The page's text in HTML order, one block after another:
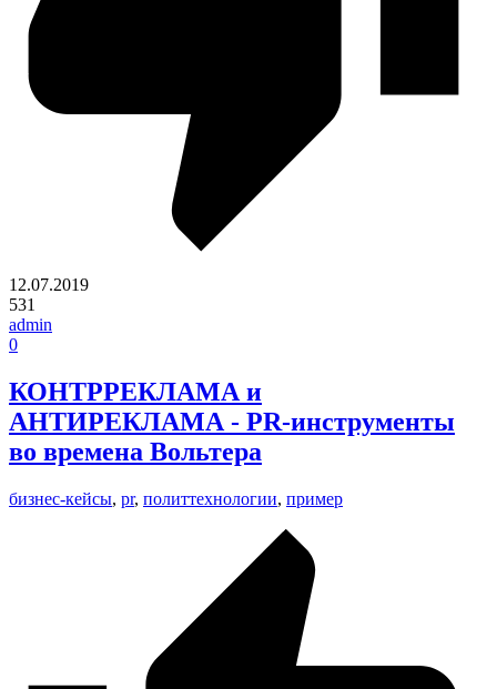
12.07.2019
531
admin
0
КОНТРРЕКЛАМА и
АНТИРЕКЛАМА - PR-инструменты
во времена Вольтера
бизнес-кейсы, pr, политтехнологии, пример